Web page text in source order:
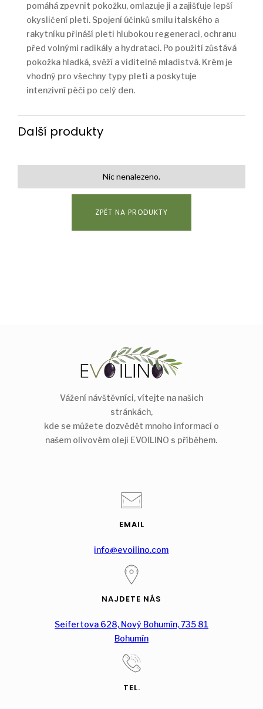
pomáhá zpevnit pokožku, omlazuje ji a zajišťuje lepší
okysličení pleti. Spojení účinků smilu italského a
rakytníku přináší pleti hlubokou regeneraci, ochranu
před volnými radikály a hydrataci. Po použití zůstává
pokožka hladká, svěží a viditelně mladistvá. Krém je
vhodný pro všechny typy pleti a poskytuje
intenzivní péči po celý den.
Další produkty
Nic nenalezeno.
ZPĚT NA PRODUKTY
Vážení návštěvníci, vítejte na našich
stránkách,
kde se můžete dozvědět mnoho informací o
našem olivovém oleji EVOILINO s příběhem.
EMAIL
info@evoilino.com
NAJDETE NÁS
Seifertova 628, Nový Bohumín, 735 81
Bohumín
TEL.